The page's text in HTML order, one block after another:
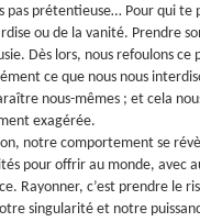
pas prétentieuse… Pour qui te
ou de la vanité. Prendre
Dès lors, nous refoulons
ce que nous nous
nous-mêmes ; et cela
exagérée.
notre comportement se
pour offrir au monde, avec
Rayonner, c’est prendre le
singularité et notre